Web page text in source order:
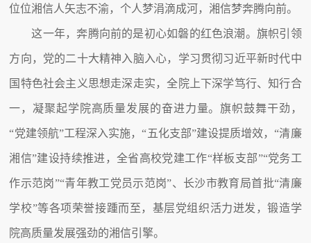
位位湘信人矢志不渝，个人梦涓滴成河，湘信梦奔腾向前。
这一年，奔腾向前的是初心如磐的红色浪潮。旗帜引领
方向，党的二十大精神入脑入心，学习贯彻习近平新时代中
国特色社会主义思想走深走实，全院上下深学笃行、知行合
一，凝聚起学院高质量发展的奋进力量。旗帜鼓舞干劲，
“党建领航”工程深入实施，“五化支部”建设提质增效，“清廉
湘信”建设持续推进，全省高校党建工作“样板支部”“党务工
作示范岗”“青年教工党员示范岗”、长沙市教育局首批“清廉
学校”等各项荣誉接踵而至，基层党组织活力迸发，锻造学
院高质量发展强劲的湘信引擎。